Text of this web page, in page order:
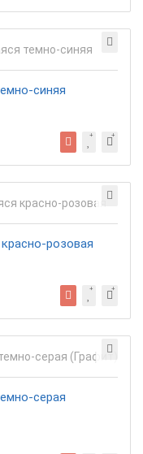
синяя
розовая
серая